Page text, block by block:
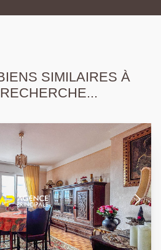
SIMILAIRES À